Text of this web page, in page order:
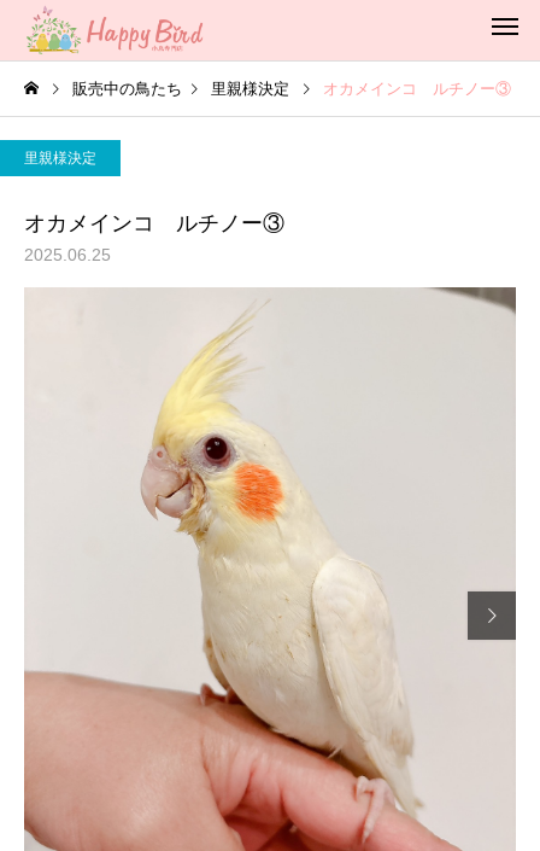
販売中の鳥たち 里親様決定 オカメインコ ルチノー③
里親様決定
オカメインコ ルチノー③
2025.06.25
